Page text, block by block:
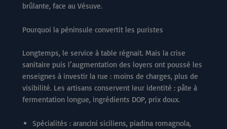
brûlante, face au Vésuve.
Pourquoi la péninsule convertit les puristes
Longtemps, le service à table régnait. Mais la crise
sanitaire puis l’augmentation des loyers ont poussé les
enseignes à investir la rue : moins de charges, plus de
visibilité. Les artisans conservent leur identité : pâte à
fermentation longue, ingrédients DOP, prix doux.
Spécialités : arancini siciliens, piadina romagnola,